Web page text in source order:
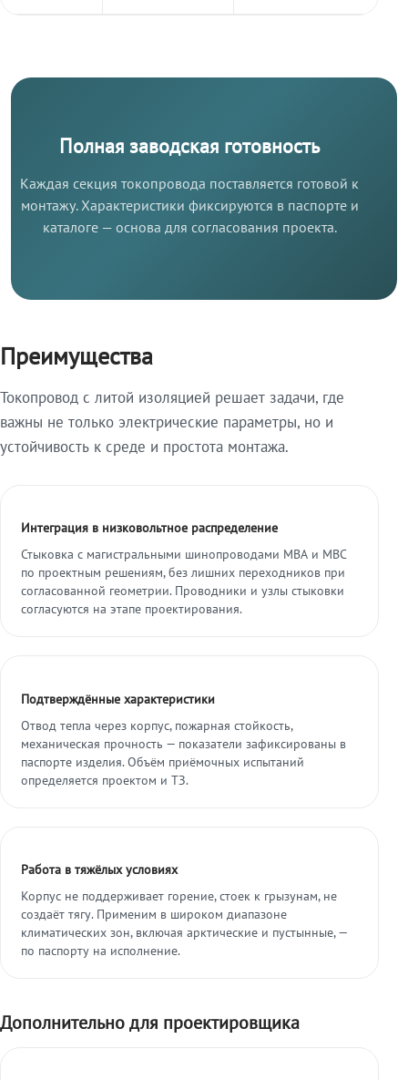
Полная заводская готовность
Каждая секция токопровода поставляется готовой к
монтажу. Характеристики фиксируются в паспорте и
каталоге — основа для согласования проекта.
Преимущества
Токопровод с литой изоляцией решает задачи, где
важны не только электрические параметры, но и
устойчивость к среде и простота монтажа.
Интеграция в низковольтное распределение
Стыковка с магистральными шинопроводами МВА и МВС
по проектным решениям, без лишних переходников при
согласованной геометрии. Проводники и узлы стыковки
согласуются на этапе проектирования.
Подтверждённые характеристики
Отвод тепла через корпус, пожарная стойкость,
механическая прочность — показатели зафиксированы в
паспорте изделия. Объём приёмочных испытаний
определяется проектом и ТЗ.
Работа в тяжёлых условиях
Корпус не поддерживает горение, стоек к грызунам, не
создаёт тягу. Применим в широком диапазоне
климатических зон, включая арктические и пустынные, —
по паспорту на исполнение.
Дополнительно для проектировщика